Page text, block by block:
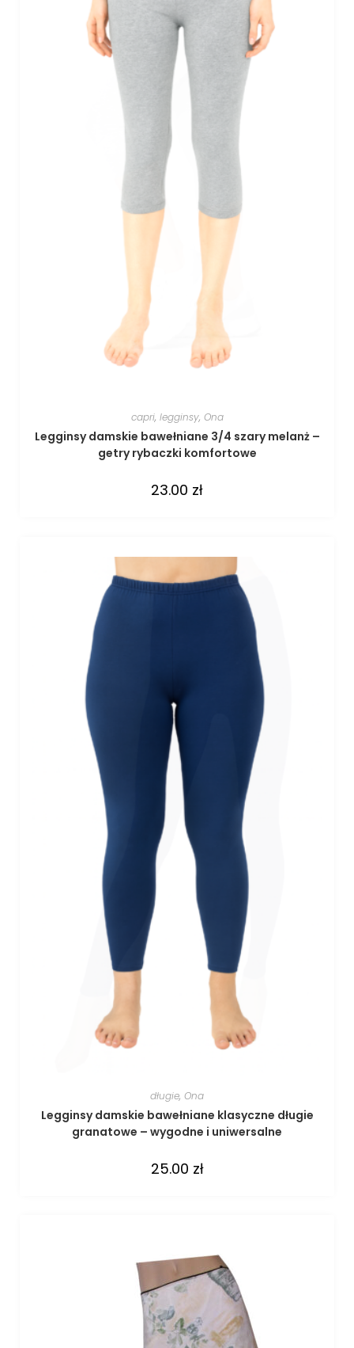
capri, legginsy, Ona
Legginsy damskie bawełniane 3/4 szary melanż –
getry rybaczki komfortowe
23.00 zł
długie, Ona
Legginsy damskie bawełniane klasyczne długie
granatowe – wygodne i uniwersalne
25.00 zł